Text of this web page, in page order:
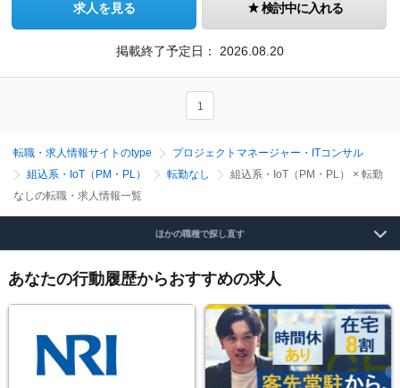
求人を見る 検討中に入れる
掲載終了予定日： 2026.08.20
1
転職・求人情報サイトのtype
プロジェクトマネージャー・ITコンサル
組込系・IoT（PM・PL）
転勤なし
組込系・IoT（PM・PL） × 転勤
なしの転職・求人情報一覧
ほかの職種で探し直す
あなたの行動履歴からおすすめの求人